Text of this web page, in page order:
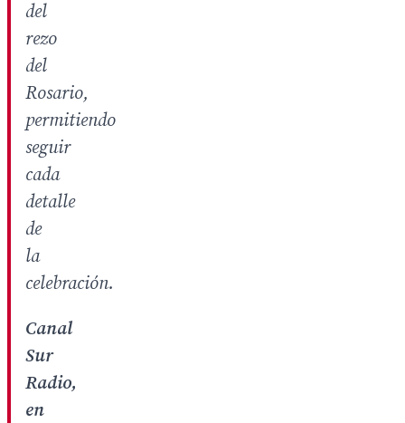
del
rezo
del
Rosario,
permitiendo
seguir
cada
detalle
de
la
celebración.
Canal
Sur
Radio,
en